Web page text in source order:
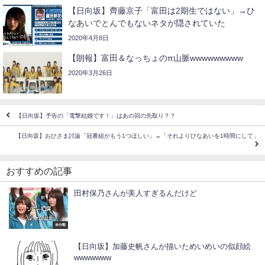
【日向坂】齊藤京子「富田は2期生ではない」→ひ
なあいでとんでもないネタが隠されていた
2020年4月8日
【朗報】富田＆なっちょのπ山脈wwwwwwwww
2020年3月26日
【日向坂】予告の「電撃結婚です！」はあの回の先取り？？
【日向坂】おひさま討論「冠番組がもう1つほしい」→「それよりひなあいを1時間にして」
おすすめの記事
未分類
田村保乃さんが美人すぎるんだけど
【日向坂】加藤史帆さんが描いためいめいの似顔絵
wwwwwww